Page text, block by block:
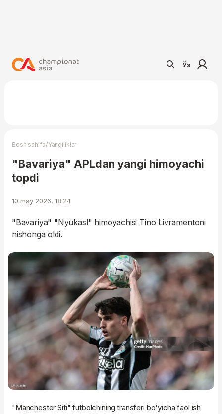
Ўз
Bosh sahifa/Yangiliklar
"Bavariya" APLdan yangi himoyachi
topdi
10 may 2026, 18:24
"Bavariya" "Nyukasl" himoyachisi Tino Livramentoni
nishonga oldi.
"Manchester Siti" futbolchining transferi bo'yicha faol ish